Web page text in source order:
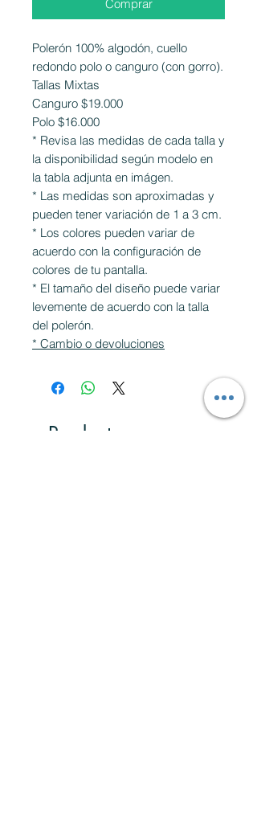
Comprar
Polerón 100% algodón, cuello
redondo polo o canguro (con gorro).
Tallas Mixtas
Canguro $19.000
Polo $16.000
* Revisa las medidas de cada talla y
la disponibilidad según modelo en
la tabla adjunta en imágen.
* Las medidas son aproximadas y
pueden tener variación de 1 a 3 cm.
* Los colores pueden variar de
acuerdo con la configuración de
colores de tu pantalla.
* El tamaño del diseño puede variar
levemente de acuerdo con la talla
del polerón.
* Cambio o devoluciones
Productos